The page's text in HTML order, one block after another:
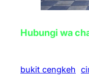
Hubungi wa
bukit cengkeh